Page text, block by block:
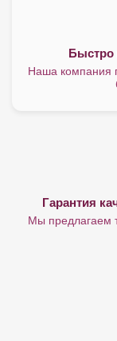
Быстро
Наша компания
Гарантия
Мы предлагаем